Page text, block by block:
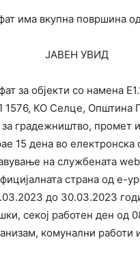
има вкупна површина
ЈАВЕН УВИД
за објекти со намена
1576, КО Селце, Општина
за градежништво,
15 дена во електронска
на службената
страна од е-
до 30.03.2023
секој работен ден од
комунални работи